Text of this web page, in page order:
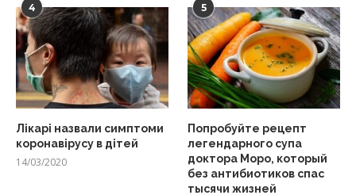
4
Лікарі назвали симптоми
коронавірусу в дітей
14/03/2020
5
Попробуйте рецепт
легендарного супа
доктора Моро, который
без антибиотиков спас
тысячи жизней